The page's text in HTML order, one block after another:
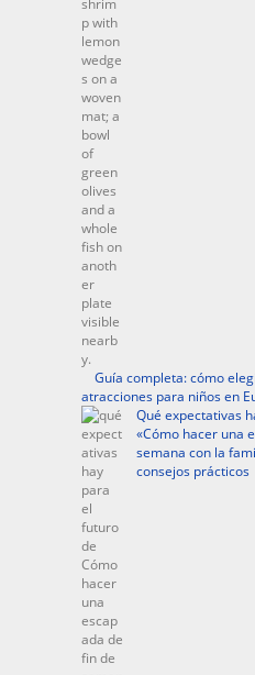
Guía completa: cómo
atracciones para niños en
Qué expectativas
«Cómo hacer una
semana con la
consejos prácticos